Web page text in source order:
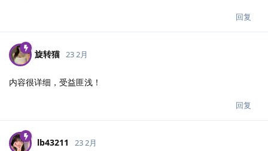
回复
旋转猫 23 2月
内容很详细，受益匪浅！
回复
lb43211 23 2月